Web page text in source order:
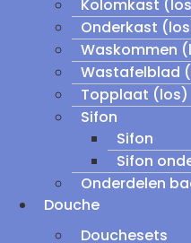
Kolomkast
Onderkast
Waskommen
Wastafelblad
Topplaat (los)
Sifon
Sifon
Sifon
Onderdelen
Douche
Douchesets